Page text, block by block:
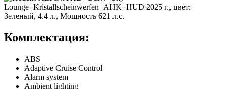
Комплектация:
ABS
Adaptive Cruise Control
Alarm system
Ambient lighting